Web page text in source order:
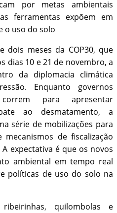
por metas ambientais
ferramentas expõem em
o uso do solo
dois meses da COP30, que
dias 10 e 21 de novembro, a
da diplomacia climática
Enquanto governos
para apresentar
ao desmatamento, a
série de mobilizações para
de fiscalização
expectativa é que os novos
ambiental em tempo real
políticas de uso do solo na
ribeirinhas, quilombolas e